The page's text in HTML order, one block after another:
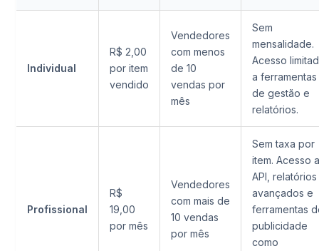
Individual
R$ 2,00
por item
vendido
Vendedores
com menos
de 10
vendas por
mês
Sem
mensalidade.
Acesso
a ferramentas
de gestão e
relatórios.
Profissional
R$
19,00
por mês
Vendedores
com mais de
10 vendas
por mês
Sem taxa por
item. Acesso a
API, relatórios
avançados e
ferramentas
publicidade
como